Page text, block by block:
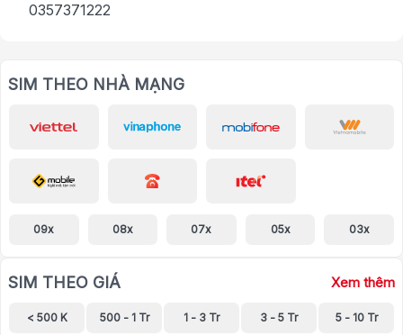
0357371222
SIM THEO NHÀ MẠNG
09x 08x 07x 05x 03x
SIM THEO GIÁ Xem thêm
< 500 K 500 - 1 Tr 1 - 3 Tr 3 - 5 Tr 5 - 10 Tr